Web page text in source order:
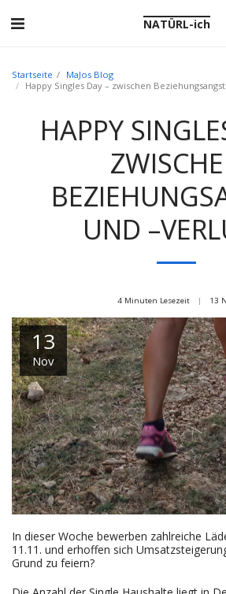
NATÜRL-ich
Startseite
MaJos Blog
Happy Singles Day – zwischen
HAPPY
UND
4 Minuten Lesezeit 13
13
Nov
In dieser Woche bewerben zahlreiche
11.11. und erhoffen sich
Grund zu feiern?